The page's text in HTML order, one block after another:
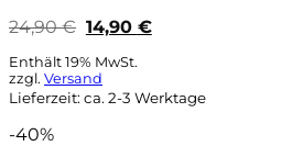
24,90€ Ursprünglicher
Preis
war:
24,90 €
14,90 €Aktueller
Enthält 19% MwSt.
zzgl. Versand
Lieferzeit: ca. 2-3 Werktage
-40%